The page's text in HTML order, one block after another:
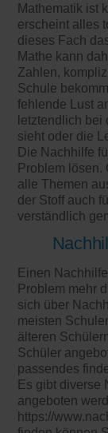
Mathematik ist
erscheint alles
dieses Fach
Mathe kann
Zahlen,
Schule
fehlende Lust
letztendlich bei
sieht oder die
Die Nachhilfe
Problem lösen.
alle Themen
der Stoff auch
verständlich
Einen
Problem mehr
sich über
meisten
älteren
Schüler
passendes
Es gibt diverse
angeboten
https://